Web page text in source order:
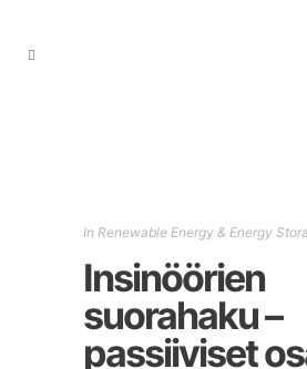
In Renewable Energy & Energy
Insinöörien
suorahaku –
passiiviset